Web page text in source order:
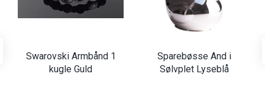
Swarovski Armbånd 1
kugle Guld
Sparebøsse And i
Sølvplet Lyseblå